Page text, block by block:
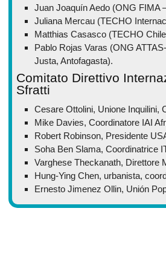
Juan Joaquín Aedo (ONG FIMA
Juliana Mercau (TECHO
Matthias Casasco (TECHO
Pablo Rojas Varas (ONG
Justa, Antofagasta).
Comitato Direttivo
Sfratti
Cesare Ottolini, Unione Inquilini,
Mike Davies, Coordinatore IAI
Robert Robinson, Presidente
Soha Ben Slama, Coordinatrice
Varghese Theckanath, Direttore
Hung-Ying Chen, urbanista,
Ernesto Jimenez Ollin, Unión